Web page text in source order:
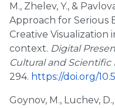
M., Zhelev, Y., &
Approach for Serious
Creative Visualization
context. Digital
Cultural and Scientific
294. https://doi.org/
Goynov, M., Luchev,